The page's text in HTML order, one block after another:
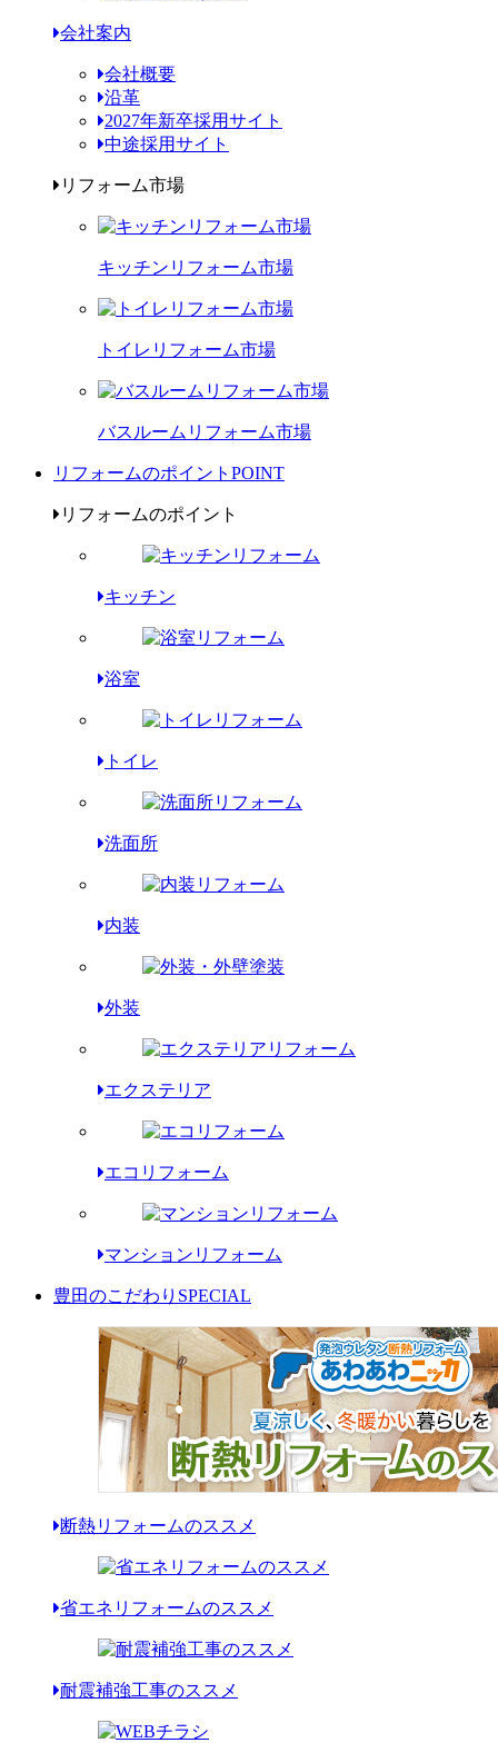
会社案内
会社概要
沿革
2027年新卒採用サイト
中途採用サイト
リフォーム市場
キッチンリフォーム市場
トイレリフォーム市場
バスルームリフォーム市場
リフォームのポイント POINT
リフォームのポイント
キッチン
浴室
トイレ
洗面所
内装
外装
エクステリア
エコリフォーム
マンションリフォーム
豊田のこだわり SPECIAL
断熱リフォームのススメ
省エネリフォームのススメ
耐震補強工事のススメ